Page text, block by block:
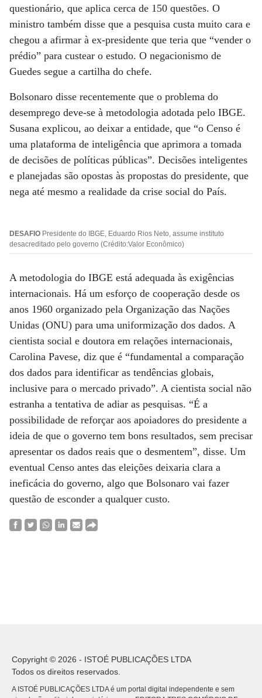
questionário, que aplica cerca de 150 questões. O
ministro também disse que a pesquisa custa muito cara e
chegou a afirmar à ex-presidente que teria que “vender o
prédio” para custear o estudo. O negacionismo de
Guedes segue a cartilha do chefe.
Bolsonaro disse recentemente que o problema do
desemprego deve-se à metodologia adotada pelo IBGE.
Susana explicou, ao deixar a entidade, que “o Censo é
uma plataforma de inteligência que aprimora a tomada
de decisões de políticas públicas”. Decisões inteligentes
e planejadas são opostas às propostas do presidente, que
nega até mesmo a realidade da crise social do País.
DESAFIO Presidente do IBGE, Eduardo Rios Neto, assume instituto
desacreditado pelo governo (Crédito:Valor Econômico)
A metodologia do IBGE está adequada às exigências
internacionais. Há um esforço de cooperação desde os
anos 1960 organizado pela Organização das Nações
Unidas (ONU) para uma uniformização dos dados. A
cientista social e doutora em relações internacionais,
Carolina Pavese, diz que é “fundamental a comparação
dos dados para identificar as tendências globais,
inclusive para o mercado privado”. A cientista social não
estranha a tentativa de adiar as pesquisas. “É a
possibilidade de reforçar aos apoiadores do presidente a
ideia de que o governo tem bons resultados, sem precisar
apresentar os dados reais que o desmentem”, disse. Um
eventual Censo antes das eleições deixaria clara a
ineficácia do governo, algo que Bolsonaro vai fazer
questão de esconder a qualquer custo.
Copyright © 2026 - ISTOÉ PUBLICAÇÕES LTDA
Todos os direitos reservados.
A ISTOÉ PUBLICAÇÕES LTDA é um portal digital independente e sem